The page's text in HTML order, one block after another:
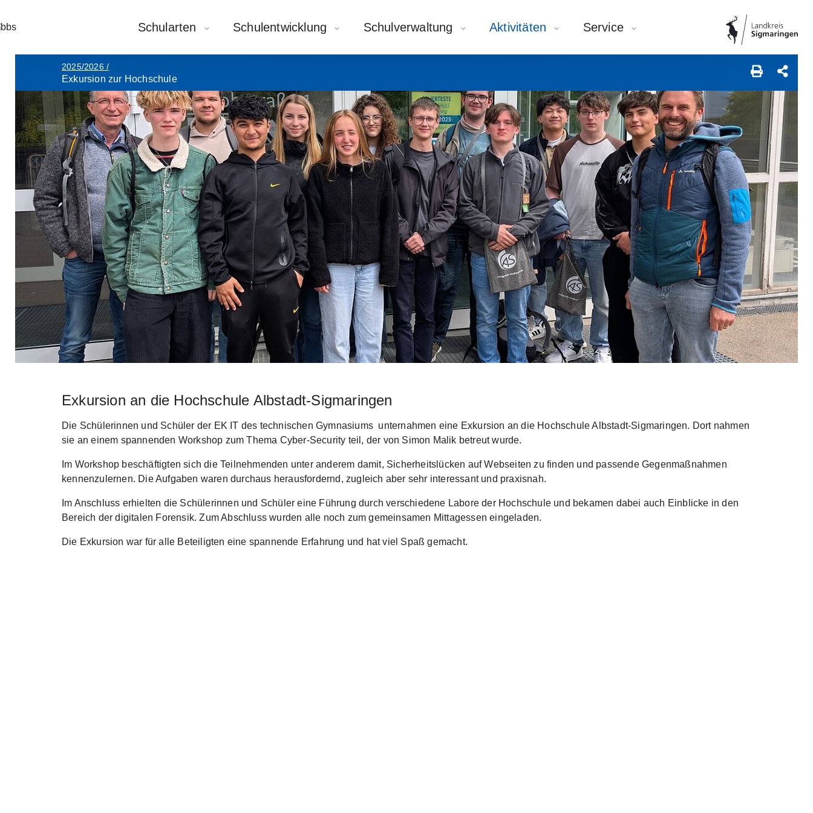
Schularten Schulentwicklung Schulverwaltung Aktivitäten Service
2025/2026/
Exkursion zur Hochschule
Skip to main contentExkursion an die Hochschule Albstadt-Sigmaringen
Die Schülerinnen und Schüler der EK IT des technischen Gymnasiums unternahmen eine Exkursion an die Hochschule Albstadt-Sigmaringen. Dort nahmen
sie an einem spannenden Workshop zum Thema Cyber-Security teil, der von Simon Malik betreut wurde.
Im Workshop beschäftigten sich die Teilnehmenden unter anderem damit, Sicherheitslücken auf Webseiten zu finden und passende Gegenmaßnahmen
kennenzulernen. Die Aufgaben waren durchaus herausfordernd, zugleich aber sehr interessant und praxisnah.
Im Anschluss erhielten die Schülerinnen und Schüler eine Führung durch verschiedene Labore der Hochschule und bekamen dabei auch Einblicke in den
Bereich der digitalen Forensik. Zum Abschluss wurden alle noch zum gemeinsamen Mittagessen eingeladen.
Die Exkursion war für alle Beteiligten eine spannende Erfahrung und hat viel Spaß gemacht.